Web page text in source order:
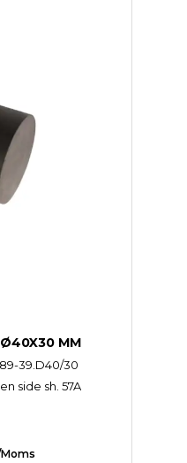
Ø40X30 MM
89-39.D40/30
side sh. 57A